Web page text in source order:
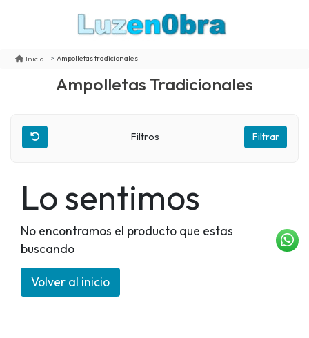
Inicio Ampolletas tradicionales
Ampolletas Tradicionales
Filtros Filtrar
Lo sentimos
No encontramos el producto que estas
buscando
Volver al inicio